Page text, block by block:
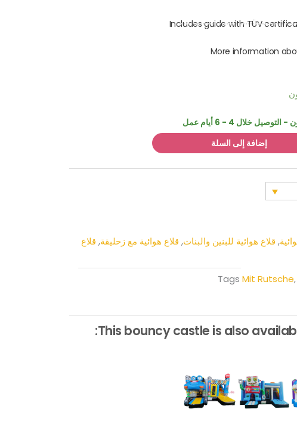
Includes guide with TÜV
More information
خلال 4 - 6 أيام عمل
إضافة إلى السلة
, قلاع هوائية للبنين والبنات, قلاع هوائية مع زحليقة, قلاع
Tags Mit Rutsche,
This bouncy castle is also